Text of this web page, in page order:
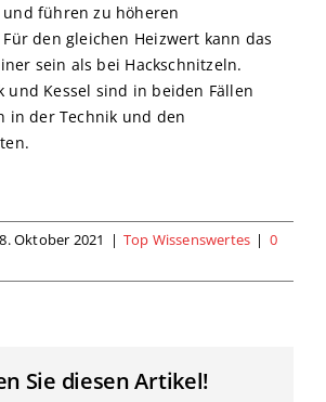
führen zu höheren
den gleichen Heizwert kann das
sein als bei Hackschnitzeln.
und Kessel sind in beiden Fällen
in der Technik und den
Oktober 2021 | Top Wissenswertes | 0
Sie diesen Artikel!